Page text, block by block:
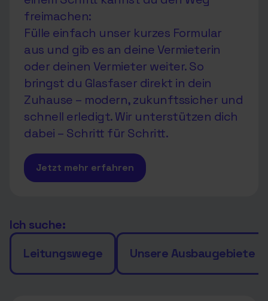
freimachen:
Fülle einfach unser kurzes Formular
aus und gib es an deine Vermieterin
oder deinen Vermieter weiter. So
bringst du Glasfaser direkt in dein
Zuhause – modern, zukunftssicher und
schnell erledigt. Wir unterstützen dich
dabei – Schritt für Schritt.
Jetzt mehr erfahren
Ich suche:
Leitungswege
Unsere Ausbaugebiete